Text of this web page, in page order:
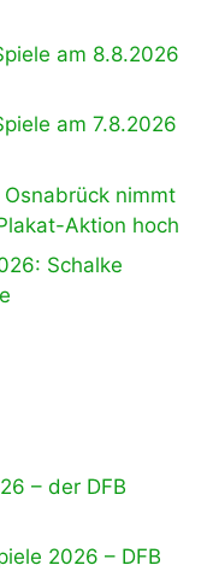
am 8.8.2026
am 7.8.2026
Osnabrück nimmt
Aktion hoch
Schalke
– der DFB
2026 – DFB